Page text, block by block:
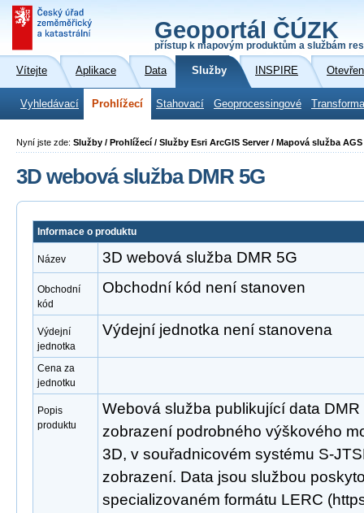
Geoportál ČÚZK
přístup k mapovým produktům a službám
Vítejte Aplikace Data Služby INSPIRE
Vyhledávací Prohlížecí Stahovací Geoprocessingové
Nyní jste zde: Služby / Prohlížecí / Služby Esri ArcGIS Server / Mapová služba
3D webová služba DMR 5G
Informace o produktu
Název 3D webová služba DMR 5G
Obchodní
kód
Obchodní kód není stanoven
Výdejní
jednotka
Výdejní jednotka není stanovena
Cena za
jednotku
Popis
produktu
Webová služba publikující data
zobrazení podrobného výškového
3D, v souřadnicovém systému S-
zobrazení. Data jsou službou
specializovaném formátu LERC